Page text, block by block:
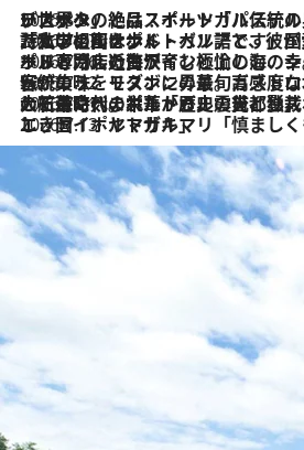
2026.8.8
リスボンの絶品スイーツ「パステル・デ・ナタ」とは？ポルトガル伝統の奥深い世界へ
2026.7.27
「私の祖国はポルトガル語です」国民的詩人フェルナンド・ペソアと、彼が愛した文学の街を歩く
2026.7.26
ポルトガル近海が育む極上の海の幸。キリリと冷えた白ワインと愉しむ、シーフード専門店の贅沢
2026.7.22
伝統の味をモダンに昇華。高感度な地元客が集う、リスボンの最旬ガストロノミー
2026.7.21
大航海時代の栄華から、震災、独裁、そして革命へ。ポルトガル・首都リスボンの石畳に刻まれた「歴史の光と影」
2026.7.13
エッセイ・ヤマザキマリ「慎ましくも美しき国 ポルトガル」